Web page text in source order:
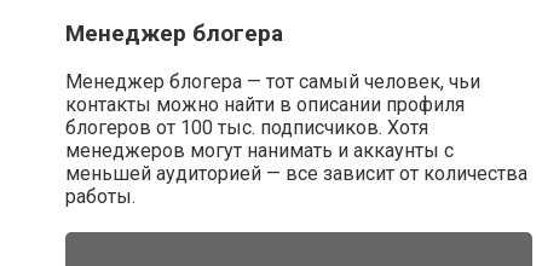
Менеджер блогера
Менеджер блогера — тот самый человек, чьи
контакты можно найти в описании профиля
блогеров от 100 тыс. подписчиков. Хотя
менеджеров могут нанимать и аккаунты с
меньшей аудиторией — все зависит от количества
работы.